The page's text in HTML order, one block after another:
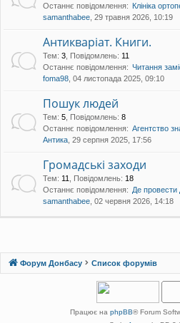
Останнє повідомлення: Клініка
samanthabee , 29 травня 2026, 10:19
Антикваріат. Книги.
Тем: 3 Повідомлень: 11
Останнє повідомлення: Читання
foma98 , 04 листопада 2025, 09:10
Пошук людей
Тем: 5 Повідомлень: 8
Останнє повідомлення: Агентство
Антика , 29 серпня 2025, 17:56
Громадські заходи
Тем: 11 Повідомлень: 18
Останнє повідомлення: Де
samanthabee , 02 червня 2026, 14:18
Форум Донбасу Список форумів
Працює на phpBB® Forum